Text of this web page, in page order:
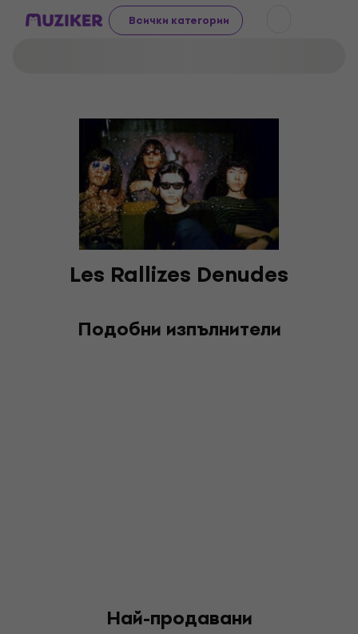
Всички категории
Les Rallizes Denudes
Подобни изпълнители
Най-продавани